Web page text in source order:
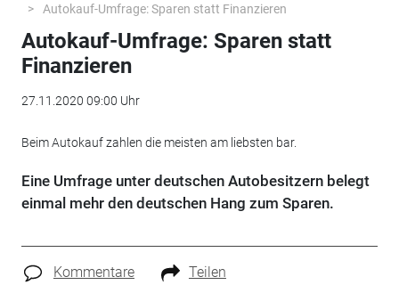
Autokauf-Umfrage: Sparen statt Finanzieren
Autokauf-Umfrage: Sparen statt
Finanzieren
27.11.2020 09:00 Uhr
Beim Autokauf zahlen die meisten am liebsten bar.
Eine Umfrage unter deutschen Autobesitzern belegt
einmal mehr den deutschen Hang zum Sparen.
Kommentare Teilen